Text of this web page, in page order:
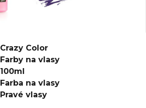
Crazy Color
Farby na vlasy
100ml
Farba na vlasy
Pravé vlasy